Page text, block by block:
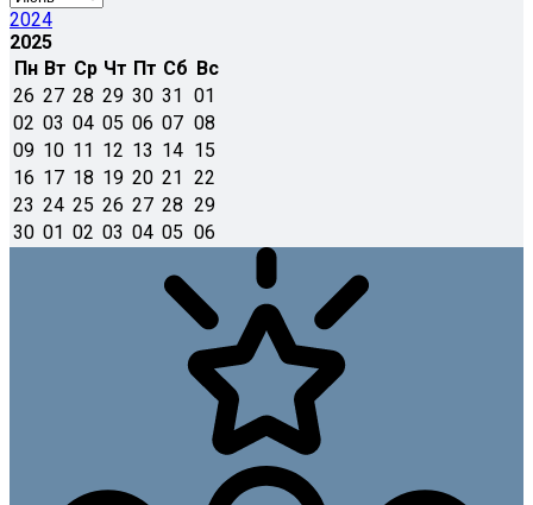
2024
2025
Пн Вт Ср Чт Пт Сб Вс
26 27 28 29 30 31 01
02 03 04 05 06 07 08
09 10 11 12 13 14 15
16 17 18 19 20 21 22
23 24 25 26 27 28 29
30 01 02 03 04 05 06